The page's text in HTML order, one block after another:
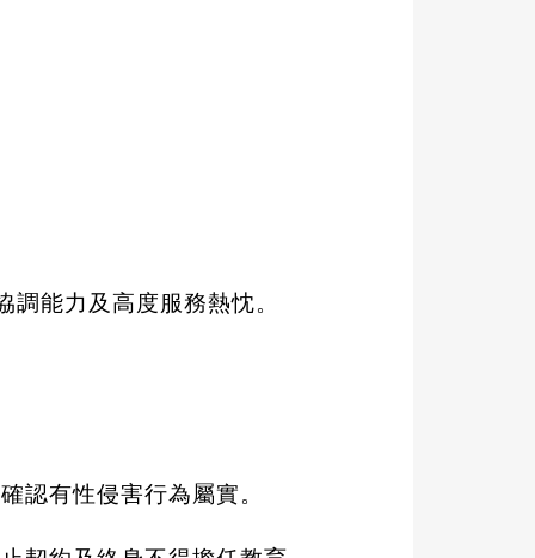
能力及高度服務熱忱。
認有性侵害行為屬實。